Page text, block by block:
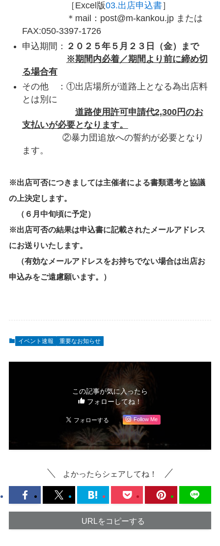
［Excel版03.出店申込書］
＊mail：post@m-kankou.jp または
FAX:050-3397-1726
申込期間： ２０２５年５月２３日（金）まで
※期間内必着／期間より前に締め切
る場合有
その他 ：①出店場所が道路上となる為出店料
とは別に
道路使用許可申請代2,300円のお
支払いが必要となります。
②暴力団追放への誓約が必要となり
ます。
※出店可否につきましては主催者による書類選考と協議
の上決定します。
（６月中旬頃に予定）
※出店可否の結果は申込書に記載されたメールアドレス
にお送りいたします。
（有効なメールアドレスをお持ちでない場合は出店お
申込みをご遠慮願います。）
イベント速報 重要なお知らせ
この記事が気に入ったら
フォローしてね！
Follow Me
よかったらシェアしてね！
URLをコピーする